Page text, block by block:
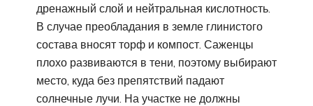
дренажный слой и нейтральная кислотность.
В случае преобладания в земле глинистого
состава вносят торф и компост. Саженцы
плохо развиваются в тени, поэтому выбирают
место, куда без препятствий падают
солнечные лучи. На участке не должны